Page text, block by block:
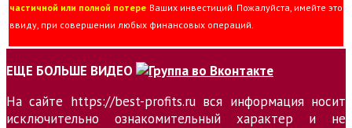
частичной или полной потере Ваших инвестиций. Пожалуйста, имейте это
ввиду, при совершении любых финансовых операций.
ЕЩЕ БОЛЬШЕ ВИДЕО
На сайте https://best-profits.ru вся информация носит
исключительно ознакомительный характер и не